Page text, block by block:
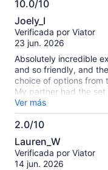
10.0/10
10.0
de
10
Joely_I
Verificada por Viator
23 jun. 2026
Absolutely incredible
and so friendly, and
choice of options from
My partner had the
can cater to all dietary
and the entertainment
flowing!! I would highly
Ver más
2.0/10
2.0
de
10
Lauren_W
Verificada por Viator
14 jun. 2026